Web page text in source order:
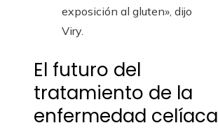
exposición al gluten», dijo
Viry.
El futuro del
tratamiento de la
enfermedad celíaca